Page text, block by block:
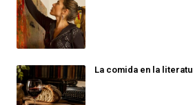
La comida en la